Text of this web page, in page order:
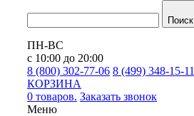
Поиск
ПН-ВС
с 10:00 до 20:00
8 (800) 302-77-06 8 (499) 348-15-11
КОРЗИНА
0 товаров. Заказать звонок
Меню